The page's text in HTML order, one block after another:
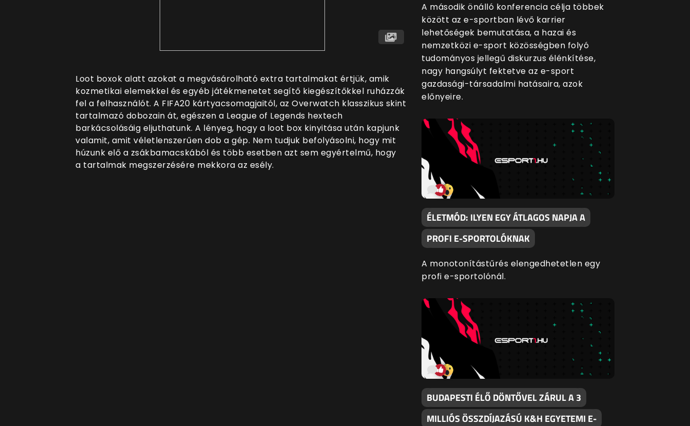
Loot boxok alatt azokat a megvásárolható extra tartalmakat értjük, amik
kozmetikai elemekkel és egyéb játékmenetet segítő kiegészítőkkel ruházzák
fel a felhasználót. A FIFA20 kártyacsomagjaitól, az Overwatch klasszikus skint
tartalmazó dobozain át, egészen a League of Legends hextech
barkácsolásáig eljuthatunk. A lényeg, hogy a loot box kinyitása után kapjunk
valamit, amit véletlenszerűen dob a gép. Nem tudjuk befolyásolni, hogy mit
húzunk elő a zsákbamacskából és több esetben azt sem egyértelmű, hogy
a tartalmak megszerzésére mekkora az esély.
A második önálló konferencia célja többek
között az e-sportban lévő karrier
lehetőségek bemutatása, a hazai és
nemzetközi e-sport közösségben folyó
tudományos jellegű diskurzus élénkítése,
nagy hangsúlyt fektetve az e-sport
gazdasági-társadalmi hatásaira, azok
előnyeire.
ÉLETMÓD: ILYEN EGY ÁTLAGOS NAPJA A
PROFI E-SPORTOLÓKNAK
A monotonítástűrés elengedhetetlen egy
profi e-sportolónál.
BUDAPESTI ÉLŐ DÖNTŐVEL ZÁRUL A 3
MILLIÓS ÖSSZDÍJAZÁSÚ K&H EGYETEMI E-